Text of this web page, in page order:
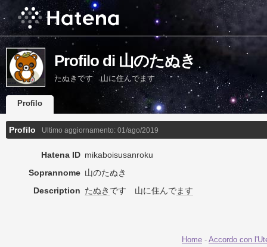
Profilo di 山のたぬき
たぬきです 山に住んでます
Profilo
Profilo Ultimo aggiornamento: 01/ago/2019
Hatena ID mikaboisusanroku
Soprannome 山のたぬき
Description たぬき です 山に住んでます
Home - Accordo con